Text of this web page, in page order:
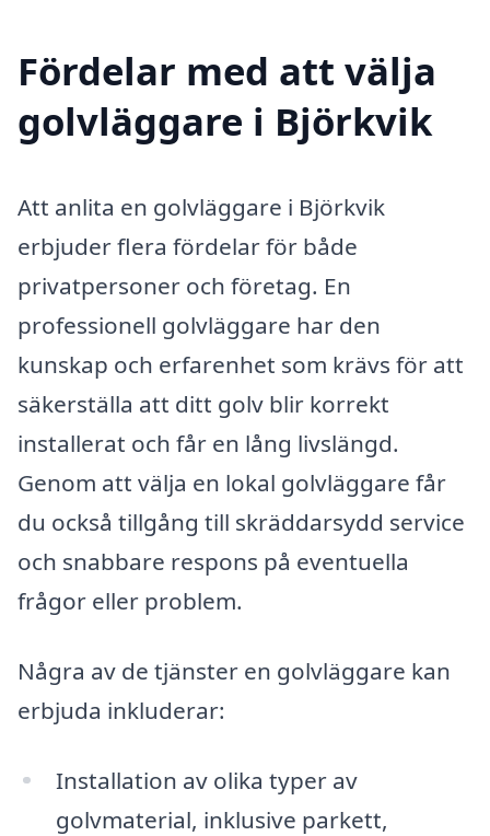
Fördelar med att välja
golvläggare i Björkvik
Att anlita en golvläggare i Björkvik
erbjuder flera fördelar för både
privatpersoner och företag. En
professionell golvläggare har den
kunskap och erfarenhet som krävs för att
säkerställa att ditt golv blir korrekt
installerat och får en lång livslängd.
Genom att välja en lokal golvläggare får
du också tillgång till skräddarsydd service
och snabbare respons på eventuella
frågor eller problem.
Några av de tjänster en golvläggare kan
erbjuda inkluderar:
Installation av olika typer av
golvmaterial, inklusive parkett,